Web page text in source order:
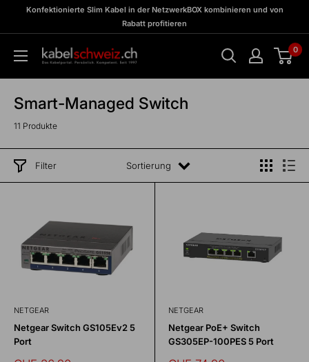
zu
BOX
Konfektionierte Slim Kabel in der NetzwerkBOX kombinieren und von
Rabatt profitieren
kabelschweiz 0
Smart-Managed Switch
11 Produkte
Filter Sortierung
NETGEAR
Netgear Switch GS105Ev2 5
Port
NETGEAR
Netgear PoE+ Switch
GS305EP-100PES 5 Port